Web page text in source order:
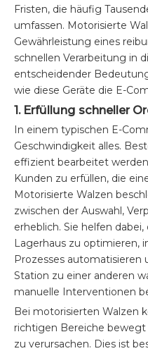
Fristen, die häufig
umfassen. Motorisierte
Gewährleistung eines
schnellen Verarbeitung in
entscheidender
wie diese Geräte die E-
1. Erfüllung schneller
In einem typischen E-
Geschwindigkeit alles.
effizient bearbeitet
Kunden zu erfüllen, die
Motorisierte Walzen
zwischen der Auswahl,
erheblich. Sie helfen
Lagerhaus zu optimieren,
Prozesses automatisieren
Station zu einer anderen
manuelle Interventionen
Bei motorisierten Walzen
richtigen Bereiche
zu verursachen. Dies ist